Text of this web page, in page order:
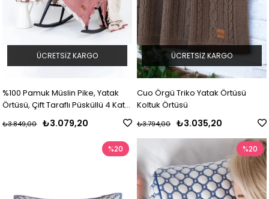
%100 Pamuk Müslin Pike, Yatak
Örtüsü, Çift Taraflı Püsküllü 4 Kat
₺3.079,20
₺3.849,00
ÜCRETSIZ KARGO
Cuo Örgü Triko Yatak Örtüsü
Koltuk Örtüsü
₺3.035,20
₺3.794,00
ÜCRETSIZ KARGO
%20 %20